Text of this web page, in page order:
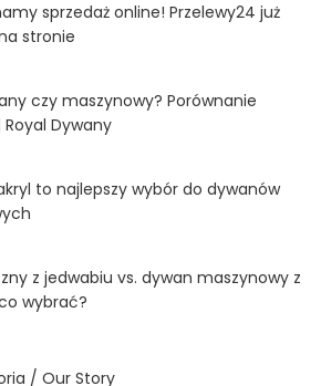
sprzedaż online! Przelewy24 już
stronie
czy maszynowy? Porównanie
Dywany
to najlepszy wybór do dywanów
z jedwabiu vs. dywan maszynowy z
wybrać?
/ Our Story